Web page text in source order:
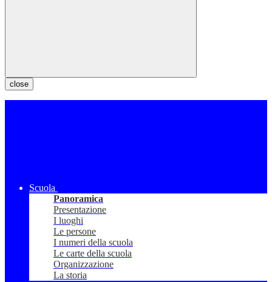
close
Scuola
Panoramica
Presentazione
I luoghi
Le persone
I numeri della scuola
Le carte della scuola
Organizzazione
La storia